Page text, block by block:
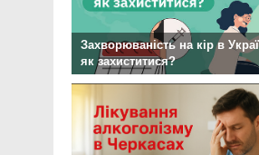
Захворюваність на кір в
як захиститися?